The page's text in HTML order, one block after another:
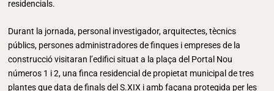
residencials.
Durant la jornada, personal investigador, arquitectes, tècnics
públics, persones administradores de finques i empreses de la
construcció visitaran l’edifici situat a la plaça del Portal Nou
números 1 i 2, una finca residencial de propietat municipal de tres
plantes que data de finals del S.XIX i amb façana protegida per les